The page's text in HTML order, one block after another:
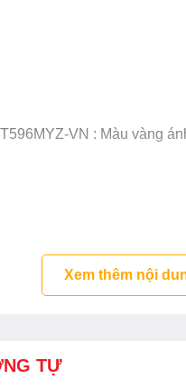
VN : Màu vàng
Xem thêm nội
TỰ